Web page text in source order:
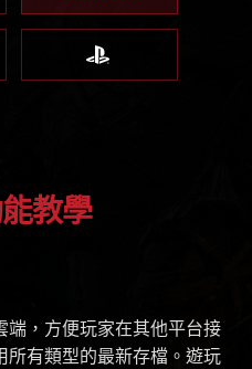
能教學
，方便玩家在其他平台接
有類型的最新存檔。遊玩